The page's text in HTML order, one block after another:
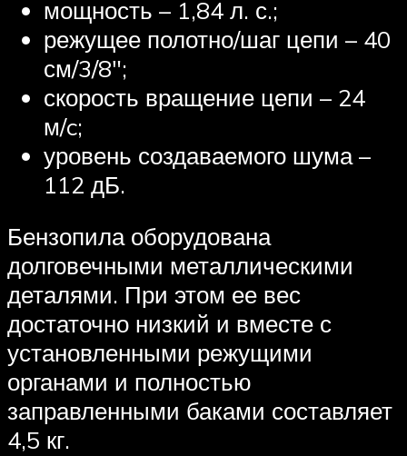
мощность – 1,84 л. с.;
режущее полотно/шаг цепи – 40
см/3/8″;
скорость вращение цепи – 24
м/c;
уровень создаваемого шума –
112 дБ.
Бензопила оборудована
долговечными металлическими
деталями. При этом ее вес
достаточно низкий и вместе с
установленными режущими
органами и полностью
заправленными баками составляет
4,5 кг.